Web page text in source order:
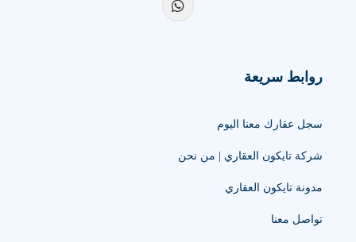
روابط سريعة
سجل عقارك معنا اليوم
شركة تايكون العقاري | من نحن
مدونة تايكون العقاري
تواصل معنا